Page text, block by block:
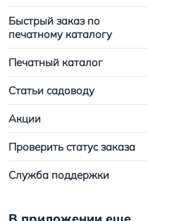
Быстрый заказ по
печатному каталогу
Печатный каталог
Статьи садоводу
Акции
Проверить статус заказа
Служба поддержки